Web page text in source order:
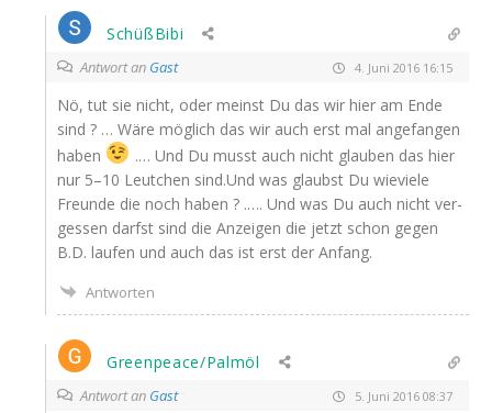
SchüßBibi
Antwort an Gast 4. Juni 2016 16:15
Nö, tut sie nicht, oder meinst Du das wir hier am Ende
sind ? … Wäre mög­lich das wir auch erst mal ange­fan­gen
haben
.… Und Du musst auch nicht glau­ben das hier
nur 5–10 Leut­chen sind.Und was glaubst Du wie­vie­le
Freun­de die noch haben ? .…. Und was Du auch nicht ver­
ges­sen darfst sind die Anzei­gen die jetzt schon gegen
B.D. lau­fen und auch das ist erst der Anfang.
Antworten
Greenpeace/Palmöl
Antwort an Gast 5. Juni 2016 08:37